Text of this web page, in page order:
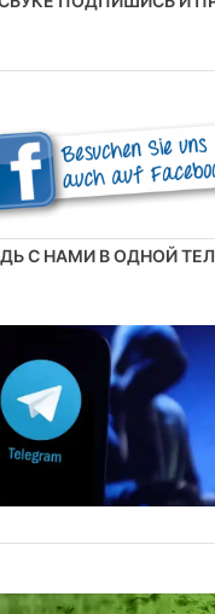
С НАМИ В ОДНОЙ